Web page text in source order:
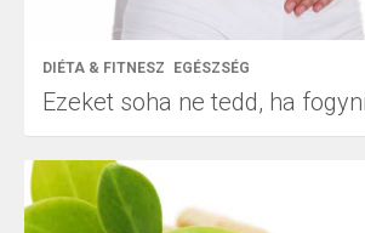
DIÉTA & FITNESZ EGÉSZSÉG
Ezeket soha ne tedd, ha